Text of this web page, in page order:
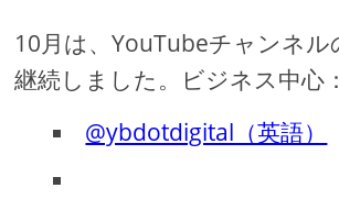
10月は、YouTubeチャンネル
継続しました。ビジネス中心：
@ybdotdigital（英語）